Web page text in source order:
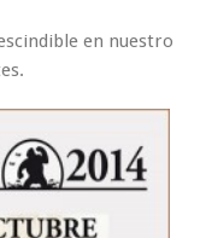
en nuestro